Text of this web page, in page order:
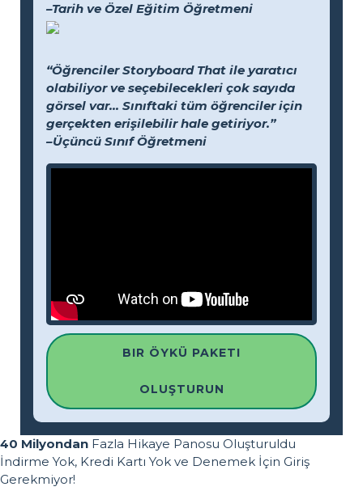
–Tarih ve Özel Eğitim Öğretmeni
“Öğrenciler Storyboard That ile yaratıcı
olabiliyor ve seçebilecekleri çok sayıda
görsel var... Sınıftaki tüm öğrenciler için
gerçekten erişilebilir hale getiriyor.”
–Üçüncü Sınıf Öğretmeni
BIR ÖYKÜ PAKETI
OLUŞTURUN
40 Milyondan Fazla Hikaye Panosu Oluşturuldu
İndirme Yok, Kredi Kartı Yok ve Denemek İçin Giriş
Gerekmiyor!